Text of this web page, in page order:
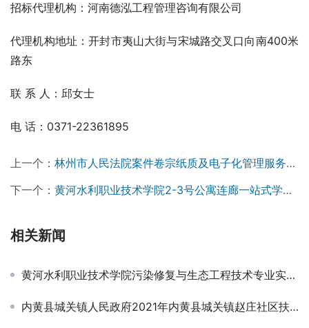
招标代理机构：河南德泓工程管理咨询有限公司
代理机构地址：开封市夷山大街与宋城路交叉口向南400米
路东
联 系 人：邱女士
电 话：0371-22361895
上一个： 林州市人民法院案件卷宗纸质及电子化管理服务项目成交结果公告￼
下一个： 黄河水利职业技术学院2-3号公寓连廊一站式学生社区活动中心改造项目成交公告￼
相关新闻
黄河水利职业技术学院污染修复与生态工程技术专业实训室实验设施采购项目 成交公告
内黄县城关镇人民政府2021年内黄县城关镇赵庄社区扶持壮大村集体经济冷库联建项目（赵庄社区、小寨村、卞庄村、西仗保村）二标段项目成交公告￼￼